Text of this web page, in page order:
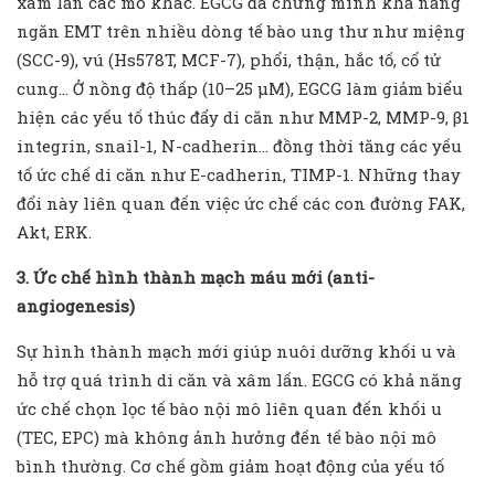
ngăn EMT trên nhiều dòng tế bào ung thư như miệng
(SCC-9), vú (Hs578T, MCF-7), phổi, thận, hắc tố, cổ tử
cung… Ở nồng độ thấp (10–25 µM), EGCG làm giảm biểu
hiện các yếu tố thúc đẩy di căn như MMP-2, MMP-9, β1
integrin, snail-1, N-cadherin… đồng thời tăng các yếu
tố ức chế di căn như E-cadherin, TIMP-1. Những thay
đổi này liên quan đến việc ức chế các con đường FAK,
Akt, ERK.
3. Ức chế hình thành mạch máu mới (anti-
angiogenesis)
Sự hình thành mạch mới giúp nuôi dưỡng khối u và
hỗ trợ quá trình di căn và xâm lấn. EGCG có khả năng
ức chế chọn lọc tế bào nội mô liên quan đến khối u
(TEC, EPC) mà không ảnh hưởng đến tế bào nội mô
bình thường. Cơ chế gồm giảm hoạt động của yếu tố